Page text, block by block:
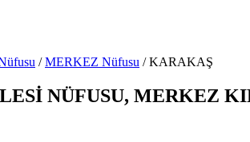
/ MERKEZ Nüfusu /KARAKAŞ
NÜFUSU, MERKEZ